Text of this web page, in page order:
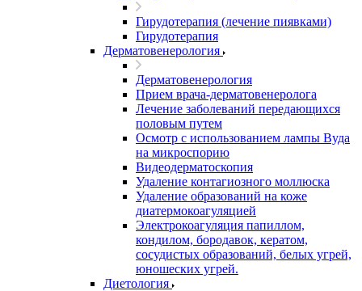
Гирудотерапия (лечение пиявками)
Гирудотерапия
Дерматовенерология
Дерматовенерология
Прием врача-дерматовенеролога
Лечение заболеваний передающихся
половым путем
Осмотр с использованием лампы Вуда
на микроспорию
Видеодерматоскопия
Удаление контагиозного моллюска
Удаление образований на коже
диатермокоагуляцией
Электрокоагуляция папиллом,
кондилом, бородавок, кератом,
сосудистых образований, белых угрей,
юношеских угрей.
Диетология